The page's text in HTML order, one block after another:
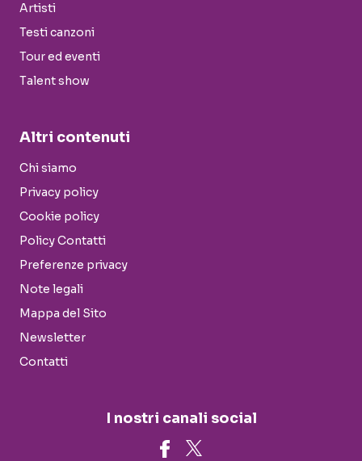
Artisti
Testi canzoni
Tour ed eventi
Talent show
Altri contenuti
Chi siamo
Privacy policy
Cookie policy
Policy Contatti
Preferenze privacy
Note legali
Mappa del Sito
Newsletter
Contatti
I nostri canali social